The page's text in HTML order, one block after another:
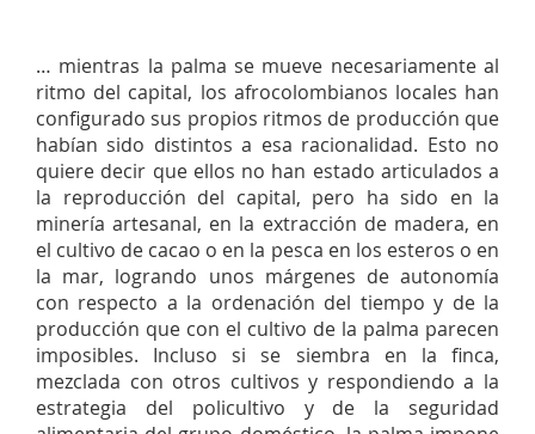
… mientras la palma se mueve necesariamente al
ritmo del capital, los afrocolombianos locales han
configurado sus propios ritmos de producción que
habían sido distintos a esa racionalidad. Esto no
quiere decir que ellos no han estado articulados a
la reproducción del capital, pero ha sido en la
minería artesanal, en la extracción de madera, en
el cultivo de cacao o en la pesca en los esteros o en
la mar, logrando unos márgenes de autonomía
con respecto a la ordenación del tiempo y de la
producción que con el cultivo de la palma parecen
imposibles. Incluso si se siembra en la finca,
mezclada con otros cultivos y respondiendo a la
estrategia del policultivo y de la seguridad